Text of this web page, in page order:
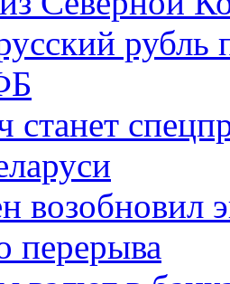
рубль
станет
возобновил
перерыва